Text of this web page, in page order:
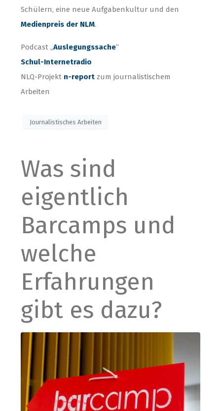
Schülern, eine neue Aufgabenkultur und den
Medienpreis der NLM.
Podcast „Auslegungssache“
Schul-Internetradio
NLQ-Projekt n-report zum journalistischem
Arbeiten
Journalistisches Arbeiten
Was sind
eigentlich
Barcamps und
welche
Erfahrungen
gibt es dazu?